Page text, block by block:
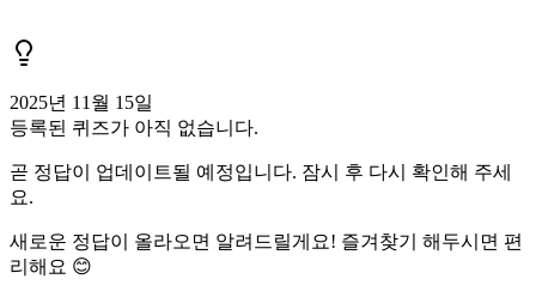
2025년 11월 15일
등록된 퀴즈가 아직 없습니다.
곧 정답이 업데이트될 예정입니다. 잠시 후 다시 확인해 주세
요.
새로운 정답이 올라오면 알려드릴게요! 즐겨찾기 해두시면 편
리해요 😊